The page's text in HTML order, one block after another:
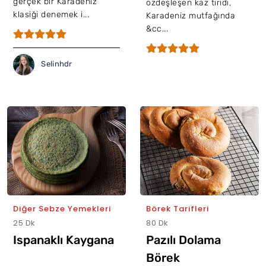
klasiği denemek i...
Selinhdr
özdeşleşen kaz tiridi,
Karadeniz mutfağında
&cc...
Diğer Sebze Yemekleri
25 Dk
Ispanaklı Kaygana
Börek Tarifleri
80 Dk
Pazılı Dolama
Börek